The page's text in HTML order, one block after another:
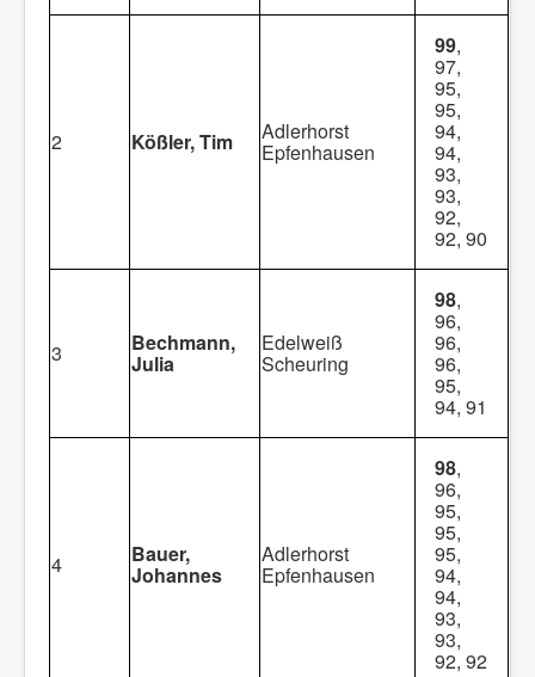
2 Kößler, Tim Adlerhorst
Epfenhausen
99,
97,
95,
95,
94,
94,
93,
93,
92,
92, 90
3 Bechmann,
Julia
Edelweiß
Scheuring
98,
96,
96,
96,
95,
94, 91
4 Bauer,
Johannes
Adlerhorst
Epfenhausen
98,
96,
95,
95,
95,
94,
94,
93,
93,
92, 92